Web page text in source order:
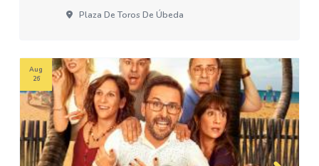
Plaza De Toros De Úbeda
Aug
26